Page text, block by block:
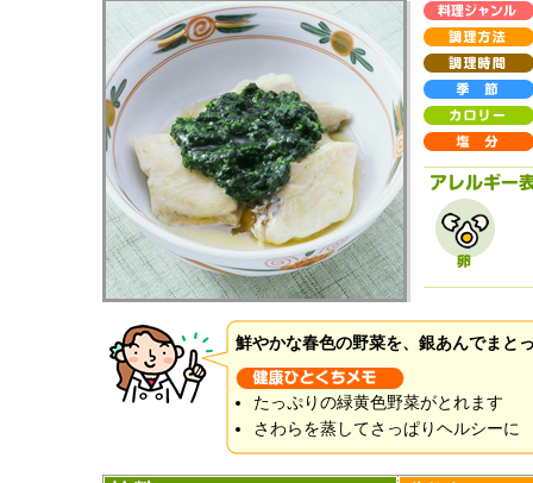
鮮やかな春色の野菜を、銀あんでまと
たっぷりの緑黄色野菜がとれます
さわらを蒸してさっぱりヘルシーに